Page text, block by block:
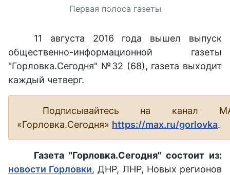
Первая полоса газеты
11 августа 2016 года вышел выпуск
общественно-информационной газеты
"Горловка.Сегодня" №32 (68), газета выходит
каждый четверг.
Подписывайтесь на канал
«Горловка.Сегодня» https://max.ru/gorlovka.
Газета "Горловка.Сегодня" состоит из:
новости Горловки, ДНР, ЛНР, Новых регионов